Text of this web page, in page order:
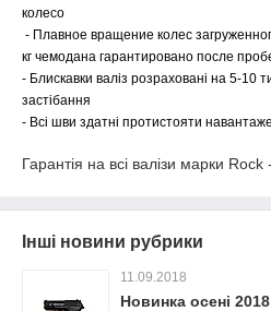
колесо
- Плавное вращение колес
кг чемодана гарантировано после
- Блискавки валіз розраховані на 5-10
застібання
- Всі шви здатні протистояти
Гарантія на всі валізи марки Rock
Інші новини рубрики
11.09.2018
Новинка осені